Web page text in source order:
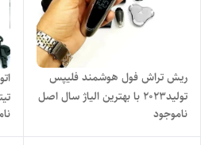
ریش تراش فول هوشمند فلیپس
تولید2023 با بهترین الیاژ سال اصل
ضداب و تیغ تیتانیومی کروم
دیجیتالی ضد حساسیت،زیر دوشی
ناموجود